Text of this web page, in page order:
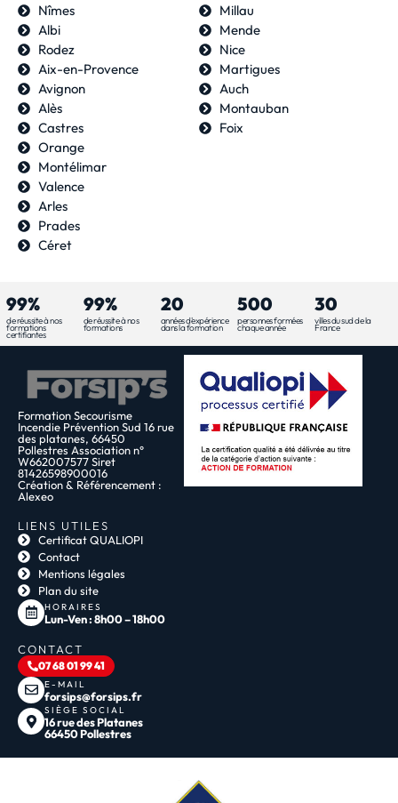
Nîmes
Millau
Albi
Rodez
Aix-en-Provence
Avignon
Alès
Castres
Mende
Nice
Martigues
Auch
Montauban
Foix
Orange
Montélimar
Valence
Arles
Prades
Céret
99%
de réussite à nos
formations
certifiantes
99%
de réussite à nos
formations
20
années d'expérience
dans la formation
500
personnes formées
chaque année
30
villes du sud de la
France
Formation Secourisme
Incendie Prévention Sud 16 rue
des platanes, 66450
Pollestres Association n°
W662007577 Siret
81426598900016
Création & Référencement :
Alexeo
LIENS UTILES
Certificat QUALIOPI
Contact
Mentions légales
Plan du site
HORAIRES
Lun-Ven : 8h00 – 18h00
CONTACT
07 68 01 99 41
E-MAIL
forsips@forsips.fr
SIÈGE SOCIAL
16 rue des Platanes
66450 Pollestres